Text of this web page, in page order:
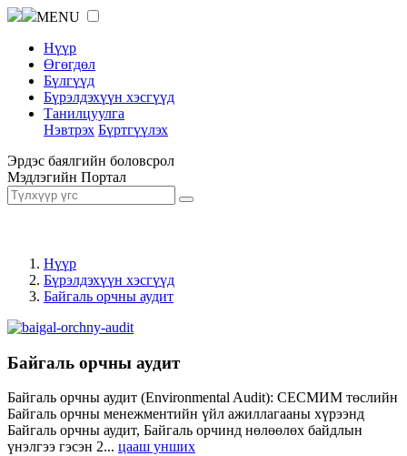
MENU
Нүүр
Өгөгдөл
Бүлгүүд
Бүрэлдэхүүн хэсгүүд
Танилцуулга
Нэвтрэх Бүртгүүлэх
Эрдэс баялгийн боловсрол
Мэдлэгийн Портал
Нүүр
Бүрэлдэхүүн хэсгүүд
Байгаль орчны аудит
Байгаль орчны аудит
Байгаль орчны аудит (Environmental Audit): СЕСМИМ төслийн
Байгаль орчны менежментийн үйл ажиллагааны хүрээнд
Байгаль орчны аудит, Байгаль орчинд нөлөөлөх байдлын
үнэлгээ гэсэн 2... цааш унших